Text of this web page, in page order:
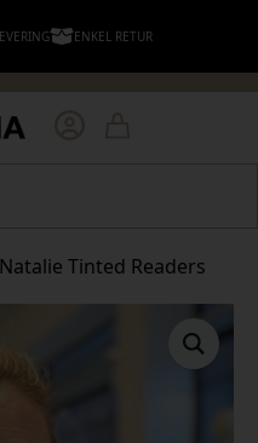
ENKEL RETUR
Natalie Tinted Readers